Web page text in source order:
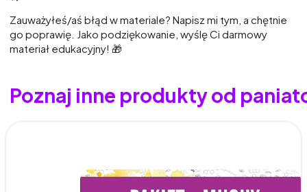
Zauważyłeś/aś błąd w materiale? Napisz mi tym, a chętnie
go poprawię. Jako podziękowanie, wyślę Ci darmowy
materiał edukacyjny! 🎁
Poznaj inne produkty od